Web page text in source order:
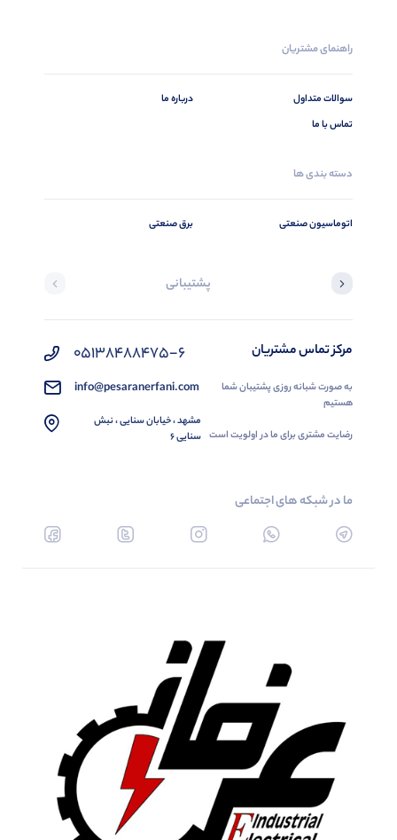
راهنمای مشتریان
سوالات متداول
تماس با ما
درباره ما
دسته بندی ها
اتوماسیون صنعتی برق صنعتی
پشتیبانی
مرکز تماس مشتریان
به صورت شبانه روزی پشتیبان شما
هستیم
رضایت مشتری برای ما در اولویت است
05138488475-6
info@pesaranerfani.com
مشهد ، خیابان سنایی ، نبش
سنایی 6
ما در شبکه های اجتماعی